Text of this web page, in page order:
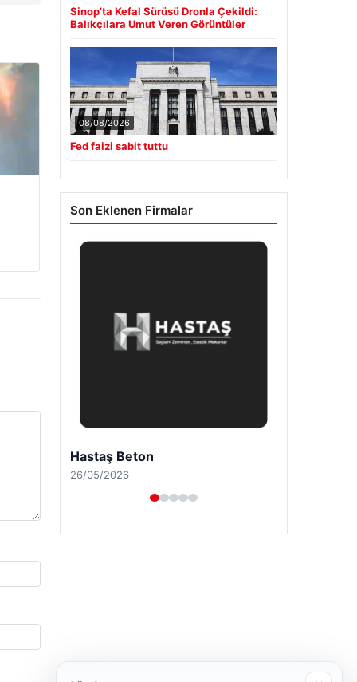
Sinop’ta Kefal Sürüsü Dronla Çekildi:
Balıkçılara Umut Veren Görüntüler
08/08/2026
Fed faizi sabit tuttu
Son Eklenen Firmalar
Enes Kaplan Avukatlık Bürosu
28/04/2026